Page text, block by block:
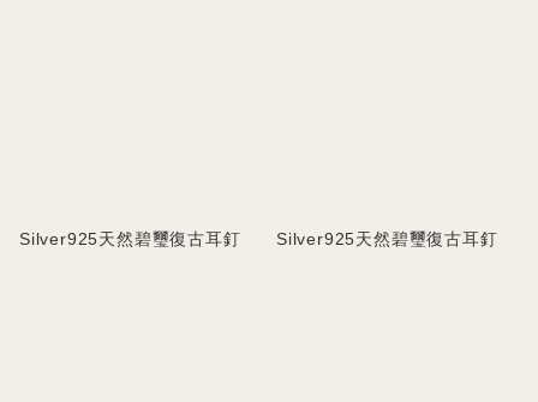
Silver925天然碧璽復古耳釘 Silver925天然碧璽復古耳釘